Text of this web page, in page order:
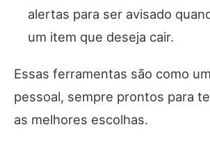
alertas para ser avisado
um item que deseja cair.
Essas ferramentas são como
pessoal, sempre prontos para
as melhores escolhas.